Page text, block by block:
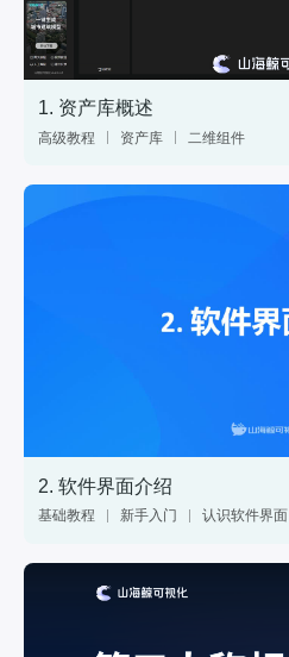
1. 资产库概述
高级教程 资产库
二维组件
2. 软件界面介绍
基础教程 新手入门
认识软件界面